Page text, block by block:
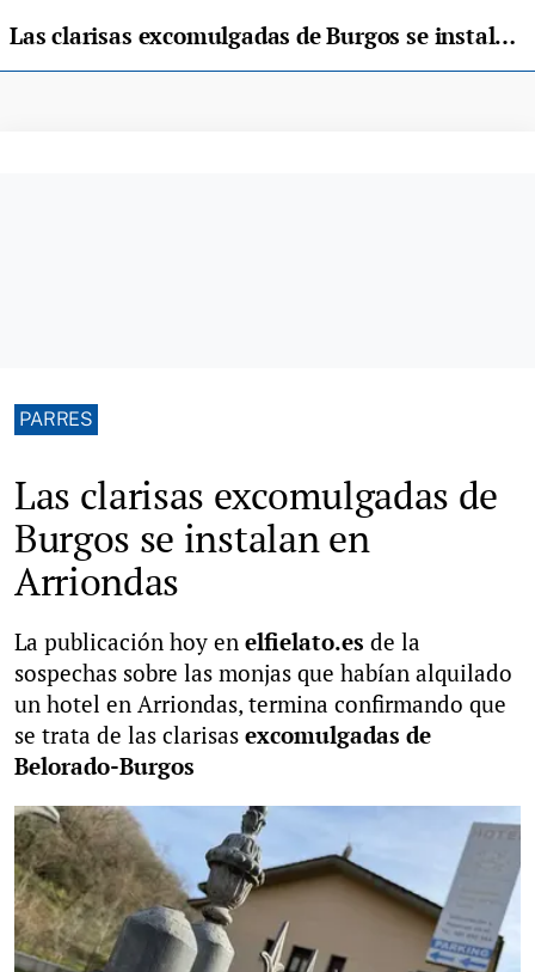
Las clarisas excomulgadas de Burgos se instalan en Arriondas
PARRES
Las clarisas excomulgadas de
Burgos se instalan en
Arriondas
La publicación hoy en elfielato.es de la
sospechas sobre las monjas que habían alquilado
un hotel en Arriondas, termina confirmando que
se trata de las clarisas excomulgadas de
Belorado-Burgos